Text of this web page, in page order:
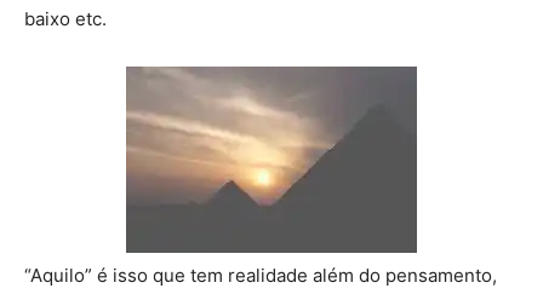
baixo etc.
“Aquilo” é isso que tem realidade além do pensamento,